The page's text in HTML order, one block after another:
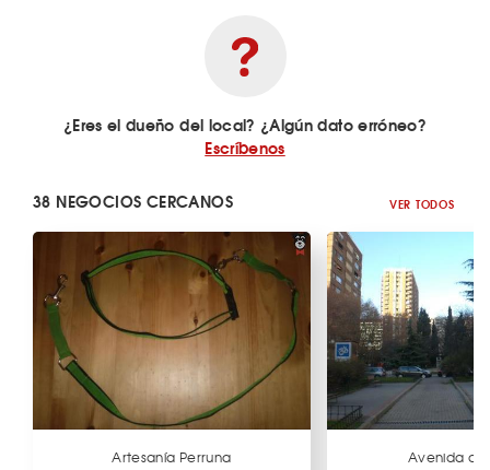
¿Eres el dueño del local? ¿Algún dato erróneo?
Escríbenos
38 NEGOCIOS CERCANOS VER TODOS
Artesanía Perruna Avenida de